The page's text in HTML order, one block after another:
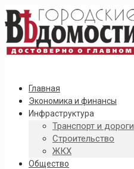
Главная
Экономика и финансы
Инфраструктура
Транспорт и дороги
Строительство
ЖКХ
Общество